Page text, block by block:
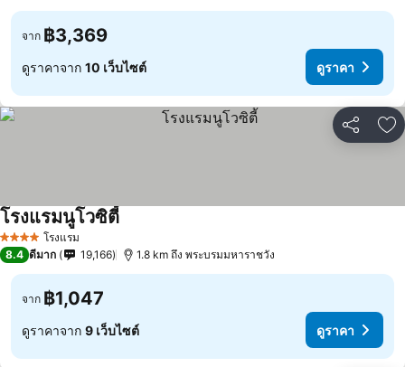
จาก ฿3,369
ดูราคาจาก 10 เว็บไซต์ ดูราคา
แชร์ เ
4 ดาว โรงแรม
โรงแรมนูโวซิตี้
8.4 ดีมาก 19,166 1.8 km ถึง พระบรมมหาราชวัง
จาก ฿1,047
ดูราคาจาก 9 เว็บไซต์ ดูราคา